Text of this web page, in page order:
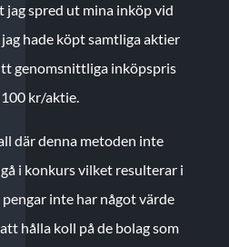
jag spred ut mina inköp vid
hade köpt samtliga aktier
genomsnittliga inköpspris
kr/aktie.
där denna metoden inte
i konkurs vilket resulterar i
inte har något värde
hålla koll på de bolag som